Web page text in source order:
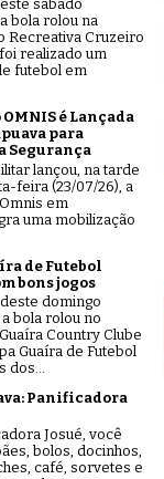
sábado
bola rolou na
Recreativa Cruzeiro
realizado um
futebol em
é Lançada
para
Segurança
lançou, na tarde
feira (23/07/26), a
em
uma mobilização
de Futebol
bons jogos
domingo
bola rolou no
Country Clube
Guaíra de Futebol
dos...
Panificadora
Josué, você
bolos, docinhos,
café, sorvetes e